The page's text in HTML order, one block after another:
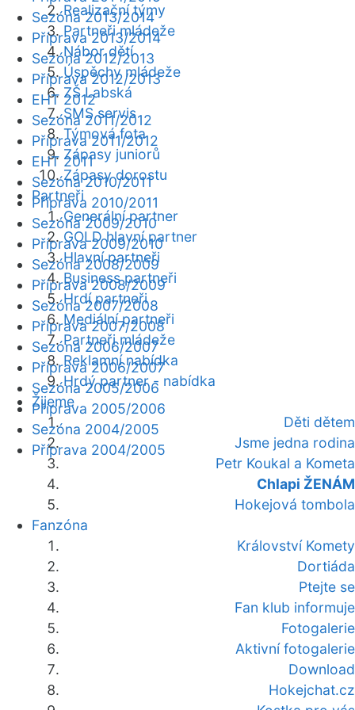
Realizační týmy
Partneři mládeže
Nábor dětí
Úspěchy mládeže
ZŠ Labská
SMS servis
Týmová fota
Zápasy juniorů
Zápasy dorostu
Partneři
Generální partner
GOLD hlavní partner
Hlavní partneři
Business partneři
Hrdí partneři
Mediální partneři
Partneři mládeže
Reklamní nabídka
Hrdý partner - nabídka
Žijeme
Děti dětem
Jsme jedna rodina
Petr Koukal a Kometa
Chlapi ŽENÁM
Hokejová tombola
Fanzóna
Království Komety
Dortiáda
Ptejte se
Fan klub informuje
Fotogalerie
Aktivní fotogalerie
Download
Hokejchat.cz
Sezóna 2013/2014
Příprava 2013/2014
Sezóna 2012/2013
Příprava 2012/2013
EHT 2012
Sezóna 2011/2012
Příprava 2011/2012
EHT 2011
Sezóna 2010/2011
Příprava 2010/2011
Sezóna 2009/2010
Příprava 2009/2010
Sezóna 2008/2009
Příprava 2008/2009
Sezóna 2007/2008
Příprava 2007/2008
Sezóna 2006/2007
Příprava 2006/2007
Sezóna 2005/2006
Příprava 2005/2006
Sezóna 2004/2005
Příprava 2004/2005